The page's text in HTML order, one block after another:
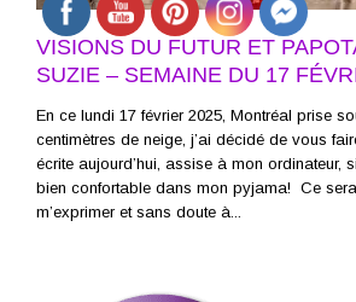
VISIONS DU FUTUR ET
SUZIE – SEMAINE DU 17
En ce lundi 17 février 2025, Montréal prise
centimètres de neige, j’ai décidé de vous
écrite aujourd’hui, assise à mon ordinateur,
bien confortable dans mon pyjama! Ce
m’exprimer et sans doute à...